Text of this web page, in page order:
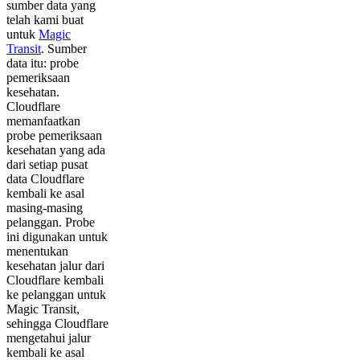
sumber data yang
telah kami buat
untuk Magic
Transit. Sumber
data itu: probe
pemeriksaan
kesehatan.
Cloudflare
memanfaatkan
probe pemeriksaan
kesehatan yang ada
dari setiap pusat
data Cloudflare
kembali ke asal
masing-masing
pelanggan. Probe
ini digunakan untuk
menentukan
kesehatan jalur dari
Cloudflare kembali
ke pelanggan untuk
Magic Transit,
sehingga Cloudflare
mengetahui jalur
kembali ke asal